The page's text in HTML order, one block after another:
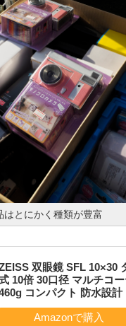
はとにかく種類が豊富
双眼鏡 SFL 10×30
10倍 30口径 マルチコ
コンパクト 防水設計